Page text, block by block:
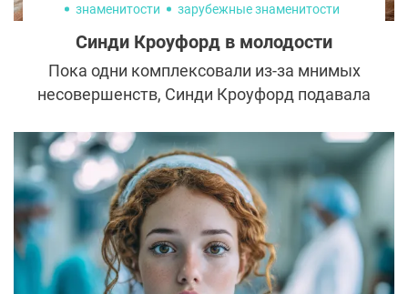
знаменитости зарубежные знаменитости
Синди Кроуфорд в молодости
Пока одни комплексовали из-за мнимых
несовершенств, Синди Кроуфорд подавала
Фотографии утонченной шатенки с
родинкой над верхней губой в 90-е годы
украшали обложки глянцевых журналов,
рекламные вывески и афиши. Синди
Кроуфорд в молодости нашла
универсальный рецепт красоты и
стройности и использовала его всю жизнь.